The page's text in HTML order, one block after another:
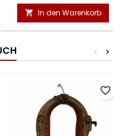
 In den Warenkorb
>
<
favorite_border